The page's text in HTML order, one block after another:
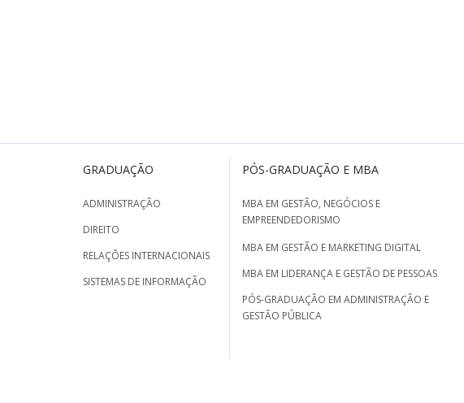
GRADUAÇÃO
ADMINISTRAÇÃO
DIREITO
RELAÇÕES INTERNACIONAIS
SISTEMAS DE INFORMAÇÃO
PÓS-GRADUAÇÃO E MBA
MBA EM GESTÃO, NEGÓCIOS E
EMPREENDEDORISMO
MBA EM GESTÃO E MARKETING DIGITAL
MBA EM LIDERANÇA E GESTÃO DE PESSOAS
PÓS-GRADUAÇÃO EM ADMINISTRAÇÃO E
GESTÃO PÚBLICA